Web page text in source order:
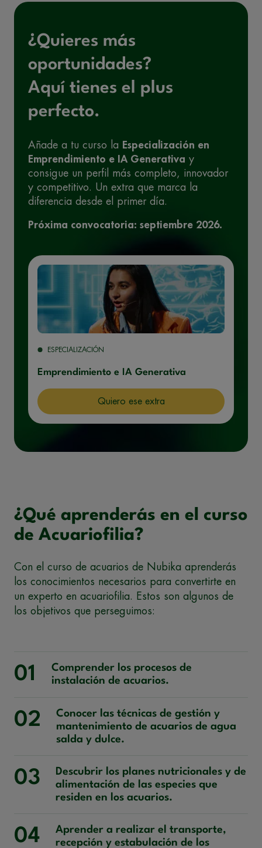
¿Quieres más
oportunidades?
Aquí tienes el plus
perfecto.
Añade a tu curso la Especialización en
Emprendimiento e IA Generativa y
consigue un perfil más completo, innovador
y competitivo. Un extra que marca la
diferencia desde el primer día.
Próxima convocatoria: septiembre 2026.
ESPECIALIZACIÓN
Emprendimiento e IA Generativa
Quiero ese extra
¿Qué aprenderás en el curso
de Acuariofilia?
Con el curso de acuarios de Nubika aprenderás
los conocimientos necesarios para convertirte en
un experto en acuariofilia. Estos son algunos de
los objetivos que perseguimos:
01
Comprender los procesos de
instalación de acuarios.
02
Conocer las técnicas de gestión y
mantenimiento de acuarios de agua
salda y dulce.
03
Descubrir los planes nutricionales y de
alimentación de las especies que
residen en los acuarios.
04
Aprender a realizar el transporte,
recepción y estabulación de los